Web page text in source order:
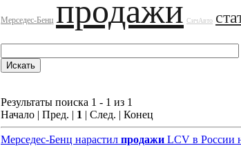
Мерседес-Бенц продажи СичАвто
Результаты поиска 1 - 1 из 1
Начало | Пред. | 1 | След. | Конец
Мерседес-Бенц нарастил продажи LCV в России